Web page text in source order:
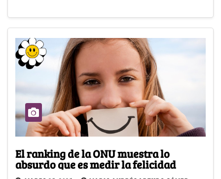
El ranking de la ONU muestra lo
absurdo que es medir la felicidad